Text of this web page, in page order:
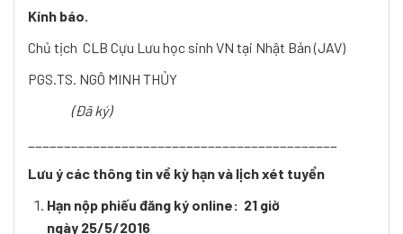
Kính báo.
Chủ tịch CLB Cựu Lưu học sinh VN tại Nhật Bản (JAV)
PGS.TS. NGÔ MINH THỦY
(Đã ký)
Lưu ý các thông tin về kỳ hạn và lịch xét tuyển
Hạn nộp phiếu đăng ký online: 21 giờ
ngày 25/5/2016